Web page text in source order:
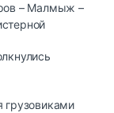
– Малмыж –
грузовиками